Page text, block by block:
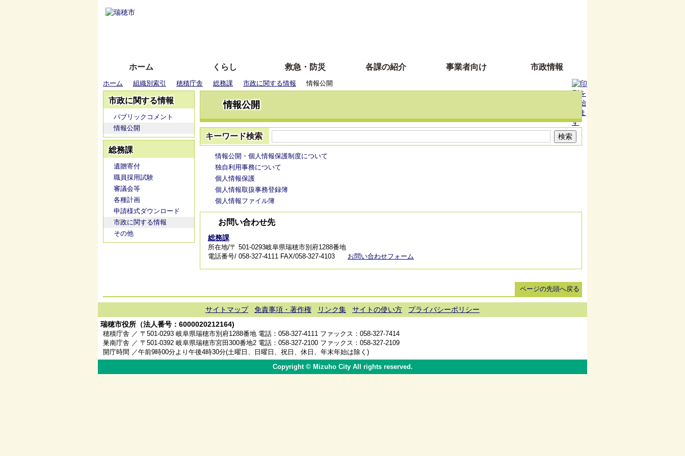
ホーム くらし 救急・防災 各課の紹介 事業者向け 市政情報
ホーム 組織別索引 穂積庁舎 総務課 市政に関する情報 情報公開
市政に関する情報
パブリックコメント
情報公開
総務課
遺贈寄付
職員採用試験
審議会等
各種計画
申請様式ダウンロード
市政に関する情報
その他
情報公開
キーワード検索
情報公開・個人情報保護制度について
独自利用事務について
個人情報保護
個人情報取扱事務登録簿
個人情報ファイル簿
お問い合わせ先
総務課
所在地/〒 501-0293岐阜県瑞穂市別府1288番地
電話番号/ 058-327-4111 FAX/058-327-4103 お問い合わせフォーム
ページの先頭へ戻る
サイトマップ 免責事項・著作権 リンク集 サイトの使い方
プライバシーポリシー
瑞穂市役所（法人番号：6000020212164)
穂積庁舎 ／ 〒501-0293 岐阜県瑞穂市別府1288番地 電話： 058-327-4111 ファックス：058-327-7414
巣南庁舎 ／ 〒501-0392 岐阜県瑞穂市宮田300番地2 電話： 058-327-2100 ファックス：058-327-2109
開庁時間 ／午前9時00分より午後4時30分(土曜日、日曜日、祝日、休日、年末年始は除く)
Copyright © Mizuho City All rights reserved.